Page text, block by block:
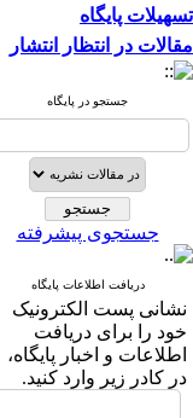
تسهیلات پایگاه
مقالات در انتظار انتشار
جستجو در پایگاه
جستجوی پیشرفته
دریافت اطلاعات پایگاه
نشانی پست الکترونیک
خود را برای دریافت
اطلاعات و اخبار پایگاه،
در کادر زیر وارد کنید.